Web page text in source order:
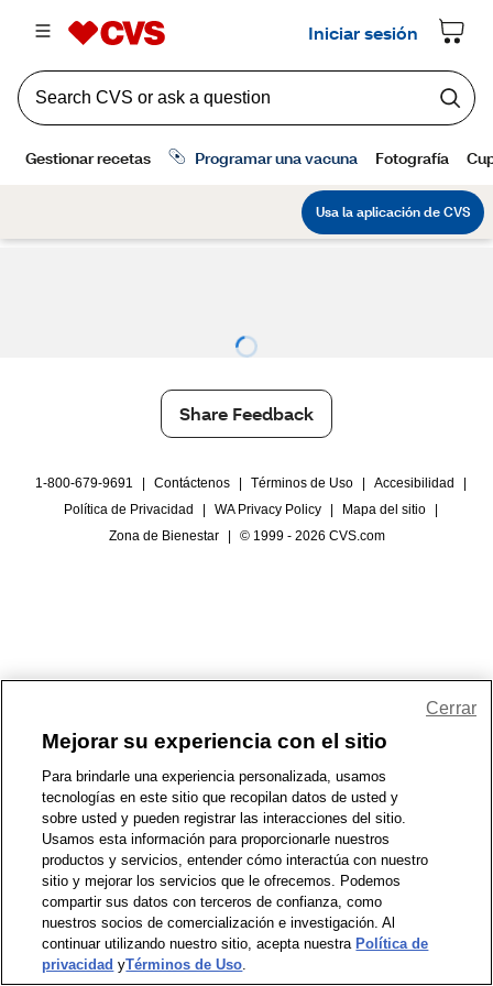
Share Feedback
1-800-679-9691 Contáctenos Términos de Uso Accesibilidad
Política de Privacidad
WA Privacy Policy Mapa del sitio
Zona de Bienestar
© 1999 - 2026 CVS.com
Mejorar su experiencia con el sitio
Para brindarle una experiencia personalizada, usamos
tecnologías en este sitio que recopilan datos de usted y
sobre usted y pueden registrar las interacciones del sitio.
Usamos esta información para proporcionarle nuestros
productos y servicios, entender cómo interactúa con nuestro
sitio y mejorar los servicios que le ofrecemos. Podemos
compartir sus datos con terceros de confianza, como
nuestros socios de comercialización e investigación. Al
continuar utilizando nuestro sitio, acepta nuestra Política de
privacidad yTérminos de Uso.
Cerrar